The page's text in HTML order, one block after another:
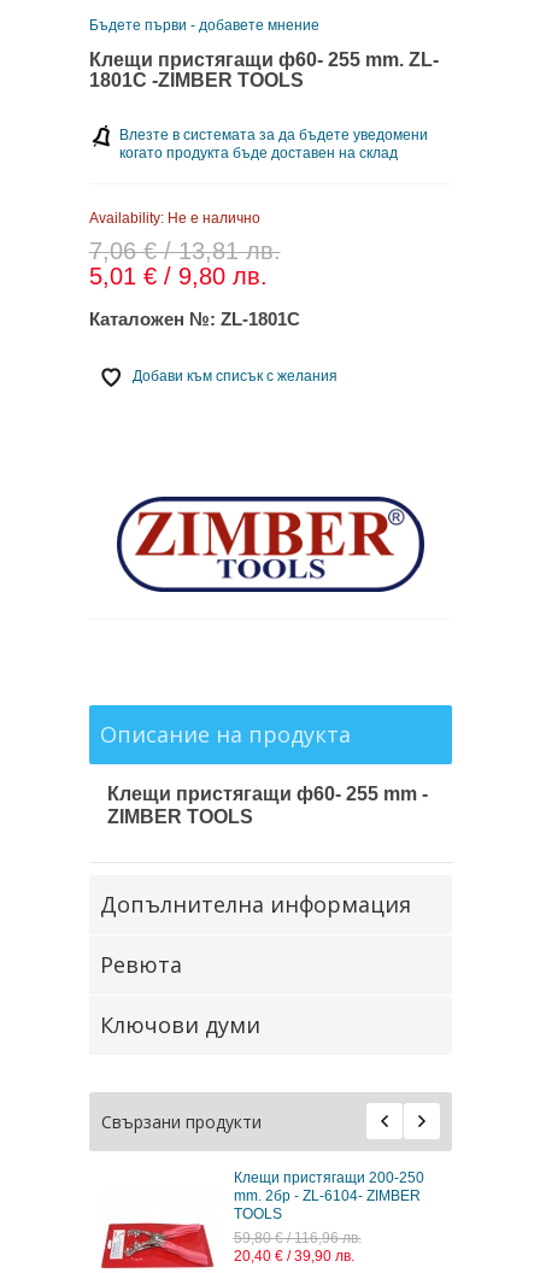
Бъдете първи - добавете мнение
Клещи пристягащи ф60- 255 mm. ZL-
1801C -ZIMBER TOOLS
Влезте в системата за да бъдете уведомени
когато продукта бъде доставен на склад
Availability: Не е налично
7,06 € / 13,81 лв.
5,01 € / 9,80 лв.
Каталожен №: ZL-1801C
Добави към списък с желания
Описание на продукта
Клещи пристягащи ф60- 255 mm -
ZIMBER TOOLS
Допълнителна информация
Ревюта
Ключови думи
Свързани продукти
Клещи пристягащи 200-250
mm. 2бр - ZL-6104- ZIMBER
TOOLS
59,80 € / 116,96 лв.
20,40 € / 39,90 лв.